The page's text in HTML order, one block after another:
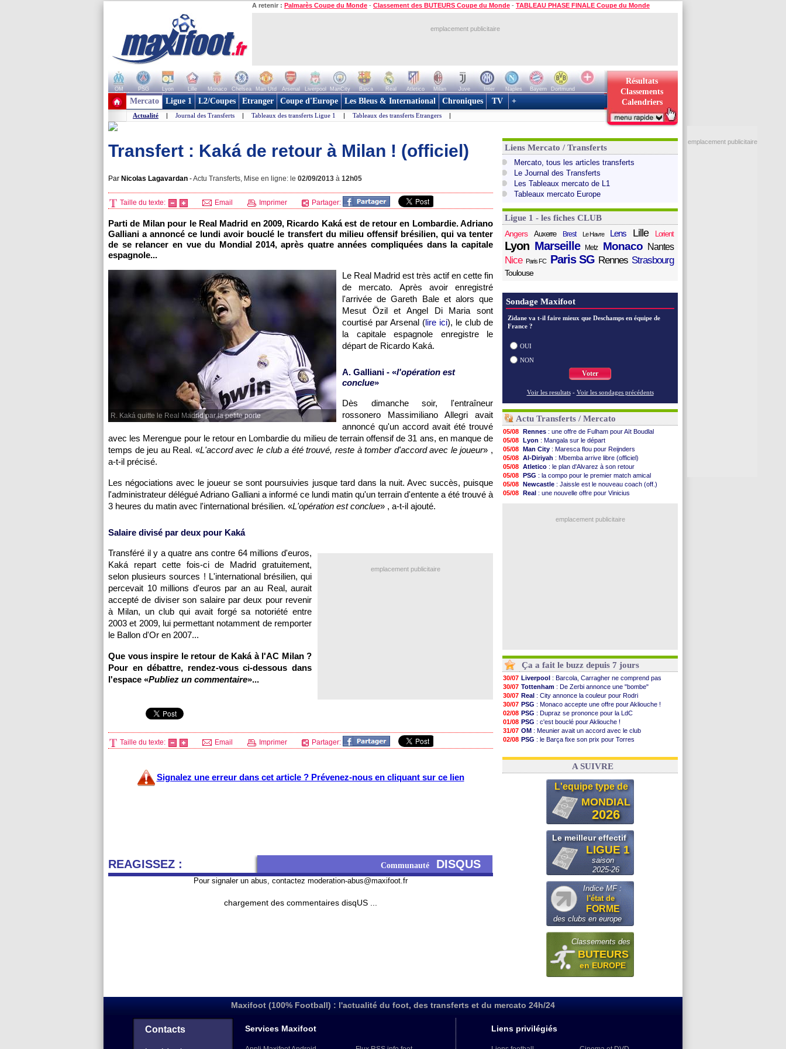
A retenir : Palmarès Coupe du Monde - Classement des BUTEURS Coupe du Monde - TABLEAU PHASE FINALE Coupe du Monde
emplacement publicitaire
OM PSG Lyon Lille Monaco Chelsea Man Utd Arsenal Liverpool ManCity Barca Real Atletico Milan Juve Inter Naples Bayern
Dortmund
+ de clubs
Résultats
Classements
Calendriers
Mercato Ligue 1 L2/Coupes Etranger Coupe d'Europe Les Bleus & International Chroniques TV +
Actualité | Journal des Transferts | Tableaux des transferts Ligue 1 | Tableaux des transferts Etrangers |
Transfert : Kaká de retour à Milan ! (officiel)
Par Nicolas Lagavardan -Actu Transferts, Mise en ligne: le 02/09/2013 à 12h05
Taille du texte: Email Imprimer Partager:
Parti de Milan pour le Real Madrid en 2009, Ricardo Kaká est de retour en Lombardie. Adriano
Galliani a annoncé ce lundi avoir bouclé le transfert du milieu offensif brésilien, qui va tenter
de se relancer en vue du Mondial 2014, après quatre années compliquées dans la capitale
espagnole...
R. Kaká quitte le Real Madrid par la petite porte
Le Real Madrid est très actif en cette fin
de mercato. Après avoir enregistré
l'arrivée de Gareth Bale et alors que
Mesut Özil et Angel Di Maria sont
courtisé par Arsenal (lire ici), le club de
la capitale espagnole enregistre le
départ de Ricardo Kaká.
A. Galliani - «l'opération est
conclue»
Dès dimanche soir, l'entraîneur
rossonero Massimiliano Allegri avait
annoncé qu'un accord avait été trouvé
avec les Merengue pour le retour en Lombardie du milieu de terrain offensif de 31 ans, en manque de
temps de jeu au Real. «L'accord avec le club a été trouvé, reste à tomber d'accord avec le joueur» ,
a-t-il précisé.
Les négociations avec le joueur se sont poursuivies jusque tard dans la nuit. Avec succès, puisque
l'administrateur délégué Adriano Galliani a informé ce lundi matin qu'un terrain d'entente a été trouvé à
3 heures du matin avec l'international brésilien. «L'opération est conclue» , a-t-il ajouté.
Salaire divisé par deux pour Kaká
emplacement publicitaire
Transféré il y a quatre ans contre 64 millions d'euros,
Kaká repart cette fois-ci de Madrid gratuitement,
selon plusieurs sources ! L'international brésilien, qui
percevait 10 millions d'euros par an au Real, aurait
accepté de diviser son salaire par deux pour revenir
à Milan, un club qui avait forgé sa notoriété entre
2003 et 2009, lui permettant notamment de remporter
le Ballon d'Or en 2007...
Que vous inspire le retour de Kaká à l'AC Milan ?
Pour en débattre, rendez-vous ci-dessous dans
l'espace «Publiez un commentaire»...
Taille du texte: Email Imprimer Partager:
Signalez une erreur dans cet article ? Prévenez-nous en cliquant sur ce lien
REAGISSEZ : Communauté DISQUS
Pour signaler un abus, contactez moderation-abus@maxifoot.fr
chargement des commentaires disqUS ...
Liens Mercato / Transferts
Mercato, tous les articles transferts
Le Journal des Transferts
Les Tableaux mercato de L1
Tableaux mercato Europe
Ligue 1 - les fiches CLUB
Angers
Auxerre Brest Le Havre Lens Lille Lorient
Lyon Marseille Metz Monaco Nantes
Nice Paris FC Paris SG Rennes Strasbourg
Toulouse
Sondage Maxifoot
Zidane va t-il faire mieux que Deschamps en équipe de
France ?
OUI
NON
Voter
Voir les resultats - Voir les sondages précédents
Actu Transferts / Mercato
05/08 Rennes : une offre de Fulham pour Aït Boudlal
05/08 Lyon : Mangala sur le départ
05/08 Man City : Maresca flou pour Reijnders
05/08 Al-Diriyah : Mbemba arrive libre (officiel)
05/08 Atletico : le plan d'Alvarez à son retour
05/08 PSG : la compo pour le premier match amical
05/08 Newcastle : Jaissle est le nouveau coach (off.)
05/08 Real : une nouvelle offre pour Vinicius
: Diomandé arrive pour 140 M€ !
emplacement publicitaire
Ça a fait le buzz depuis 7 jours
30/07 Liverpool : Barcola, Carragher ne comprend pas
30/07 Tottenham : De Zerbi annonce une "bombe"
30/07 Real : City annonce la couleur pour Rodri
30/07 PSG : Monaco accepte une offre pour Akliouche !
02/08 PSG : Dupraz se prononce pour la LdC
01/08 PSG : c'est bouclé pour Akliouche !
31/07 OM : Meunier avait un accord avec le club
02/08 PSG : le Barça fixe son prix pour Torres
01/08 Barça: Torres souhaite rejoindre le PSG !
A SUIVRE
L'equipe type de
MONDIAL
2026
Le meilleur effectif
LIGUE 1
saison
2025-26
Indice MF :
l'état de
FORME
des clubs en europe
Classements des
BUTEURS
en EUROPE
emplacement publicitaire
Maxifoot (100% Football) : l'actualité du foot, des transferts et du mercato 24h/24
Contacts Services Maxifoot Liens privilégiés